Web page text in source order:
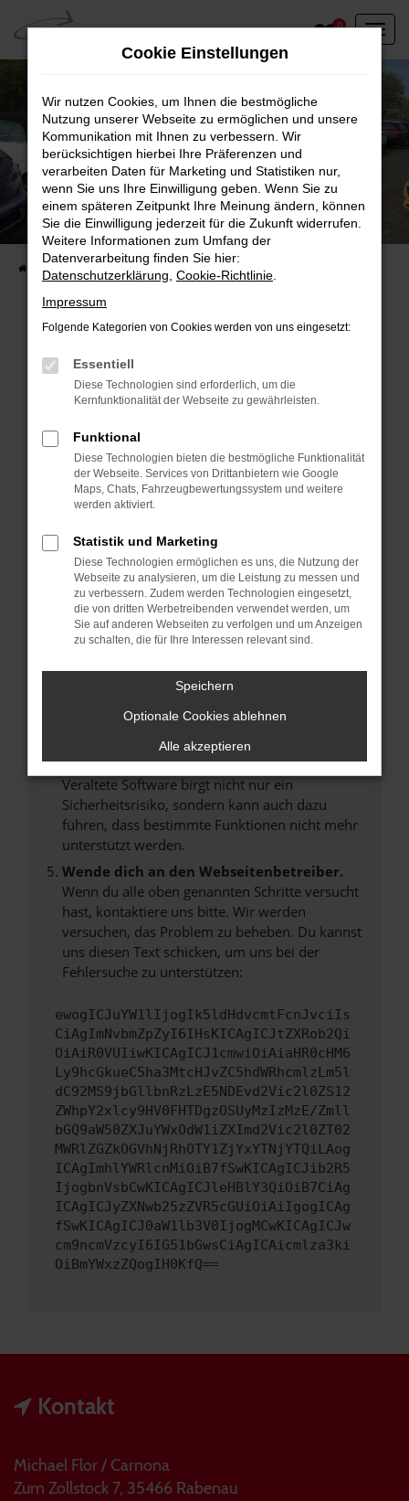
Zum
Hauptinhalt
springen
0
Unser Fahrzeugbestand vor Ort
Entdecken Sie unsere sofort verfügbaren
Fahrzeugangebote
Fehler: Network Error
Beim Laden ist ein Fehler aufgetreten.
Hier sind ein paar Tipps, die dir helfen können:
Überprüfe deine Firewall und deine
Internetverbindung.
Laden andere Webseiten, zum Beispiel deine
Suchmaschine?
Manche Erweiterungen, wie Werbeblocker,
können das Laden bestimmter Seiten
verhindern. Funktioniert die Seite in einem
anderen Browser oder in einem privaten
Fenster?
Das kann manchmal helfen, vorübergehende
Probleme zu beheben.
Stelle sicher, dass dein Browser und dein
Betriebssystem auf dem neuesten Stand
sind.
Veraltete Software birgt nicht nur ein
Sicherheitsrisiko, sondern kann auch dazu
führen, dass bestimmte Funktionen nicht mehr
unterstützt werden.
Wende dich an den Webseitenbetreiber.
Wenn du alle oben genannten Schritte versucht
hast, kontaktiere uns bitte. Wir werden
versuchen, das Problem zu beheben. Du kannst
uns diesen Text schicken, um uns bei der
Fehlersuche zu unterstützen:
ewogICJuYW1lIjogIk5ldHdvcmtFcnJvciIs
CiAgImNvbmZpZyI6IHsKICAgICJtZXRob2Qi
OiAiR0VUIiwKICAgICJ1cmwiOiAiaHR0cHM6
Ly9hcGkueC5ha3MtcHJvZC5hdWRhcmlzLm5l
dC92MS9jbGllbnRzLzE5NDEvd2Vic2l0ZS12
ZWhpY2xlcy9HV0FHTDgzOSUyMzIzMzE/Zmll
bGQ9aW50ZXJuYWxOdW1iZXImd2Vic2l0ZT02
MWRlZGZkOGVhNjRhOTY1ZjYxYTNjYTQiLAog
ICAgImhlYWRlcnMiOiB7fSwKICAgICJib2R5
IjogbnVsbCwKICAgICJleHBlY3QiOiB7CiAg
ICAgICJyZXNwb25zZVR5cGUiOiAiIgogICAg
fSwKICAgICJ0aW1lb3V0IjogMCwKICAgICJw
cm9ncmVzcyI6IG51bGwsCiAgICAicmlza3ki
OiBmYWxzZQogIH0KfQ==
Kontakt
Michael Flor / Carnona
Zum Zollstock 7, 35466 Rabenau
Cookie Einstellungen
Wir nutzen Cookies, um Ihnen die bestmögliche
Nutzung unserer Webseite zu ermöglichen und unsere
Kommunikation mit Ihnen zu verbessern. Wir
berücksichtigen hierbei Ihre Präferenzen und
verarbeiten Daten für Marketing und Statistiken nur,
wenn Sie uns Ihre Einwilligung geben. Wenn Sie zu
einem späteren Zeitpunkt Ihre Meinung ändern, können
Sie die Einwilligung jederzeit für die Zukunft widerrufen.
Weitere Informationen zum Umfang der
Datenverarbeitung finden Sie hier:
Datenschutzerklärung Cookie-Richtlinie
Impressum
Folgende Kategorien von Cookies werden von uns eingesetzt:
Essentiell
Diese Technologien sind erforderlich, um die
Kernfunktionalität der Webseite zu gewährleisten.
Funktional
Diese Technologien bieten die bestmögliche Funktionalität
der Webseite. Services von Drittanbietern wie Google
Maps, Chats, Fahrzeugbewertungssystem und weitere
werden aktiviert.
Statistik und Marketing
Diese Technologien ermöglichen es uns, die Nutzung der
Webseite zu analysieren, um die Leistung zu messen und
zu verbessern. Zudem werden Technologien eingesetzt,
die von dritten Werbetreibenden verwendet werden, um
Sie auf anderen Webseiten zu verfolgen und um Anzeigen
zu schalten, die für Ihre Interessen relevant sind.
Speichern
Optionale Cookies ablehnen
Alle akzeptieren